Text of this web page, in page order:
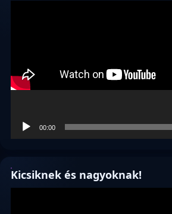
00:00
Kicsiknek és nagyoknak!